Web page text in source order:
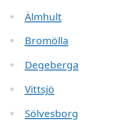
Älmhult
Bromölla
Degeberga
Vittsjö
Sölvesborg